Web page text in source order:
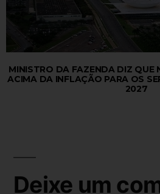
MINISTRO DA FAZENDA DIZ QUE
ACIMA DA INFLAÇÃO PARA OS
2027
Deixe um